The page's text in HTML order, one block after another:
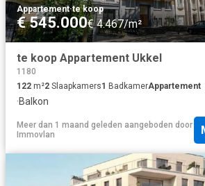
Appartement·te koop
€ 545.000€ 4.467/m²
te koop Appartement Ukkel
1180
122 m²2 Slaapkamers1 BadkamerAppartement
·Balkon
Meer dan 1 maand geleden aangeboden door
Immovlan